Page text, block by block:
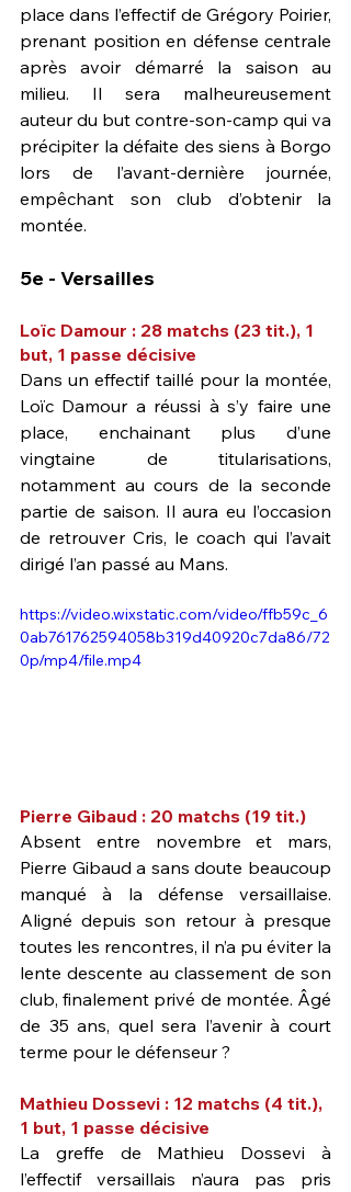
place dans l’effectif de Grégory Poirier,
prenant position en défense centrale
après avoir démarré la saison au
milieu. Il sera malheureusement
auteur du but contre-son-camp qui va
précipiter la défaite des siens à Borgo
lors de l’avant-dernière journée,
empêchant son club d’obtenir la
montée.
5e - Versailles
Loïc Damour : 28 matchs (23 tit.), 1
but, 1 passe décisive
Dans un effectif taillé pour la montée,
Loïc Damour a réussi à s’y faire une
place, enchainant plus d’une
vingtaine de titularisations,
notamment au cours de la seconde
partie de saison. Il aura eu l’occasion
de retrouver Cris, le coach qui l’avait
dirigé l’an passé au Mans.
https://video.wixstatic.com/video/ffb59c_6
0ab761762594058b319d40920c7da86/72
0p/mp4/file.mp4
Pierre Gibaud : 20 matchs (19 tit.)
Absent entre novembre et mars,
Pierre Gibaud a sans doute beaucoup
manqué à la défense versaillaise.
Aligné depuis son retour à presque
toutes les rencontres, il n’a pu éviter la
lente descente au classement de son
club, finalement privé de montée. Âgé
de 35 ans, quel sera l’avenir à court
terme pour le défenseur ?
Mathieu Dossevi : 12 matchs (4 tit.),
1 but, 1 passe décisive
La greffe de Mathieu Dossevi à
l’effectif versaillais n’aura pas pris